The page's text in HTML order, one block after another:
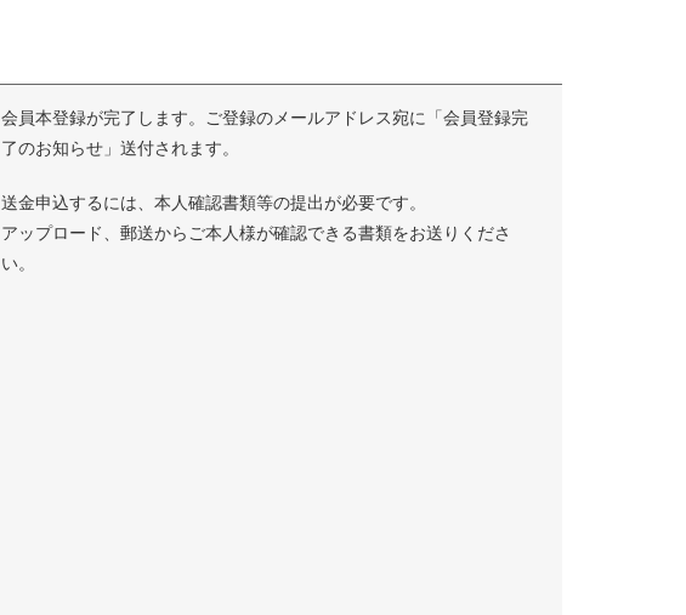
会員本登録が完了します。ご登録のメールアドレス宛に「会員登録完
了のお知らせ」送付されます。
送金申込するには、本人確認書類等の提出が必要です。
アップロード、郵送からご本人様が確認できる書類をお送りくださ
い。